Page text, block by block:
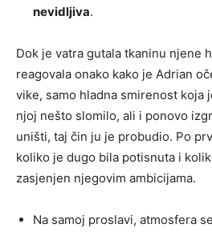
nevidljiva.
Dok je vatra gutala tkaninu njene
reagovala onako kako je Adrian
vike, samo hladna smirenost koja
njoj nešto slomilo, ali i ponovo
uništi, taj čin ju je probudio. Po
koliko je dugo bila potisnuta i
zasjenjen njegovim ambicijama.
Na samoj proslavi, atmosfera